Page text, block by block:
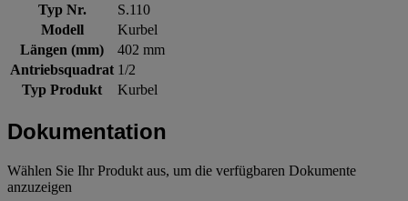
Typ Nr.
S.110
Modell
Kurbel
Längen (mm)
402 mm
Antriebsquadrat 1/2
Typ Produkt
Kurbel
Dokumentation
Wählen Sie Ihr Produkt aus, um die verfügbaren Dokumente
anzuzeigen